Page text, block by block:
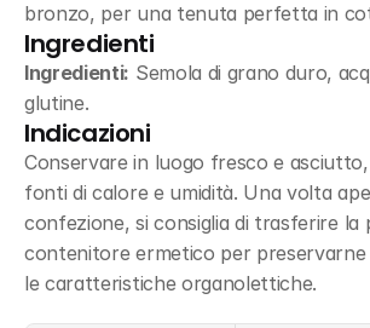
bronzo, per una tenuta perfetta in
Ingredienti
Ingredienti: Semola di grano duro,
glutine.
Indicazioni
Conservare in luogo fresco e
fonti di calore e umidità. Una volta
confezione, si consiglia di trasferire la
contenitore ermetico per
le caratteristiche organolettiche.